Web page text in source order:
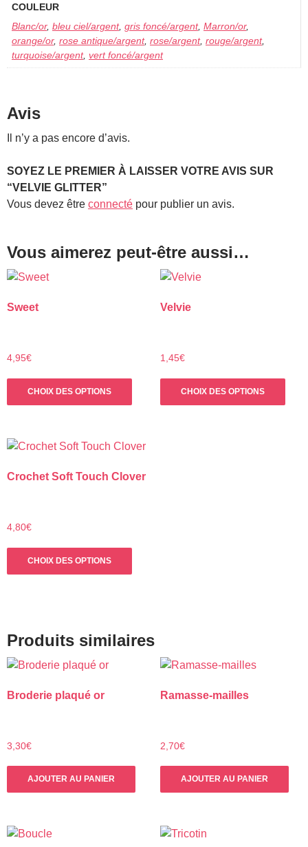
COULEUR
Blanc/or, bleu ciel/argent, gris foncé/argent, Marron/or,
orange/or, rose antique/argent, rose/argent, rouge/argent,
turquoise/argent, vert foncé/argent
Avis
Il n’y a pas encore d’avis.
SOYEZ LE PREMIER À LAISSER VOTRE AVIS SUR
“VELVIE GLITTER”
Vous devez être connecté pour publier un avis.
Vous aimerez peut-être aussi…
Sweet
4,95€
CHOIX DES OPTIONS
Ce
variations.
options
page
Velvie
1,45€
CHOIX DES OPTIONS
Ce
Crochet Soft Touch Clover
4,80€
CHOIX DES OPTIONS
Ce
options
peuvent
choisies
Produits similaires
Broderie plaqué or
3,30€
AJOUTER AU PANIER
Ramasse-mailles
2,70€
AJOUTER AU PANIER